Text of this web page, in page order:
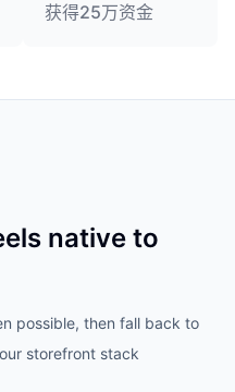
获得25万资金
native to
possible, then fall back to
storefront stack